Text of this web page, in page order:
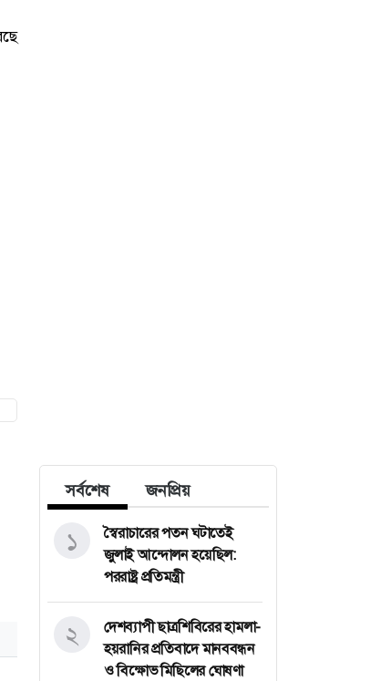
সর্বশেষ জনপ্রিয়
স্বৈরাচারের পতন ঘটাতেই
জুলাই আন্দোলন হয়েছিল:
পররাষ্ট্র প্রতিমন্ত্রী
১
দেশব্যাপী ছাত্রশিবিরের হামলা-
হয়রানির প্রতিবাদে মানববন্ধন
ও বিক্ষোভ মিছিলের ঘোষণা
২